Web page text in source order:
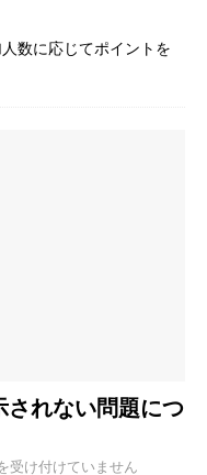
数に応じてポイントを
れない問題につ
受け付けていません